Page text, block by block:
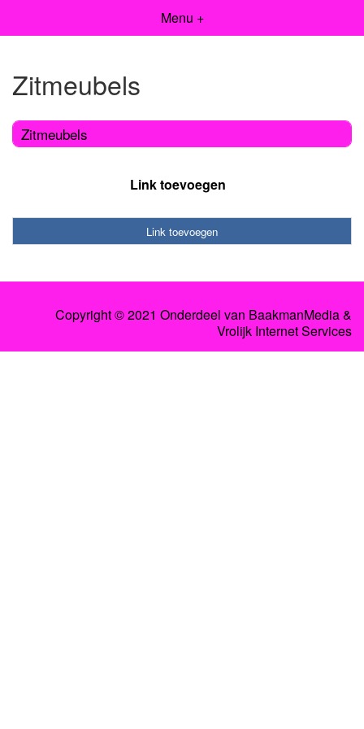
Menu +
Zitmeubels
Zitmeubels
Link toevoegen
Link toevoegen
Copyright © 2021 Onderdeel van BaakmanMedia&
Vrolijk Internet Services